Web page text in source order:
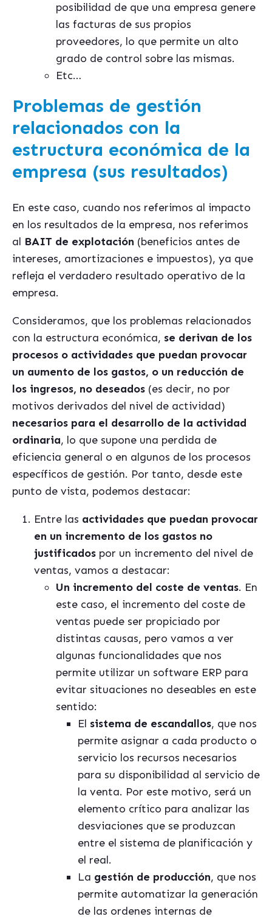
posibilidad de que una empresa genere
las facturas de sus propios
proveedores, lo que permite un alto
grado de control sobre las mismas.
Etc…
Problemas de gestión
relacionados con la
estructura económica de la
empresa (sus resultados)
En este caso, cuando nos referimos al impacto
en los resultados de la empresa, nos referimos
al BAIT de explotación (beneficios antes de
intereses, amortizaciones e impuestos), ya que
refleja el verdadero resultado operativo de la
empresa.
Consideramos, que los problemas relacionados
con la estructura económica, se derivan de los
procesos o actividades que puedan provocar
un aumento de los gastos, o un reducción de
los ingresos, no deseados (es decir, no por
motivos derivados del nivel de actividad)
necesarios para el desarrollo de la actividad
ordinaria, lo que supone una perdida de
eficiencia general o en algunos de los procesos
específicos de gestión. Por tanto, desde este
punto de vista, podemos destacar:
Entre las actividades que puedan provocar
en un incremento de los gastos no
justificados por un incremento del nivel de
ventas, vamos a destacar:
Un incremento del coste de ventas. En
este caso, el incremento del coste de
ventas puede ser propiciado por
distintas causas, pero vamos a ver
algunas funcionalidades que nos
permite utilizar un software ERP para
evitar situaciones no deseables en este
sentido:
El sistema de escandallos, que nos
permite asignar a cada producto o
servicio los recursos necesarios
para su disponibilidad al servicio de
la venta. Por este motivo, será un
elemento crítico para analizar las
desviaciones que se produzcan
entre el sistema de planificación y
el real.
La gestión de producción, que nos
permite automatizar la generación
de las ordenes internas de